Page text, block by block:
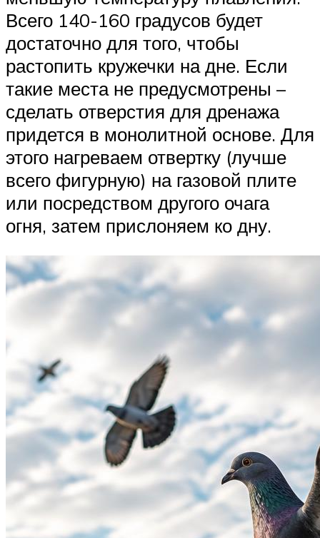
Всего 140-160 градусов будет
достаточно для того, чтобы
растопить кружечки на дне. Если
такие места не предусмотрены –
сделать отверстия для дренажа
придется в монолитной основе. Для
этого нагреваем отвертку (лучше
всего фигурную) на газовой плите
или посредством другого очага
огня, затем прислоняем ко дну.